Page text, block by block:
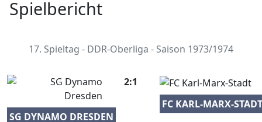
Spielbericht
17. Spieltag - DDR-Oberliga - Saison 1973/1974
SG DYNAMO DRESDEN
2:1
FC KARL-MARX-